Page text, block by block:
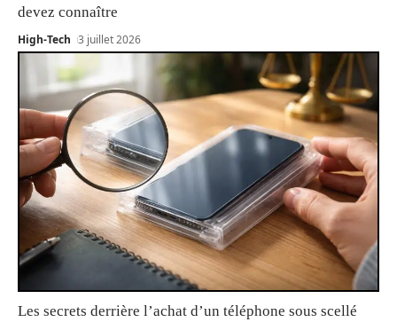
devez connaître
High-Tech 3 juillet 2026
Les secrets derrière l’achat d’un téléphone sous scellé